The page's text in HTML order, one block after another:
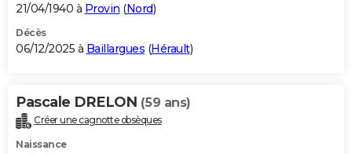
21/04/1940 à Provin (Nord)
Décès
06/12/2025 à Baillargues (Hérault)
Pascale DRELON (59 ans)
Créer une cagnotte obsèques
Naissance